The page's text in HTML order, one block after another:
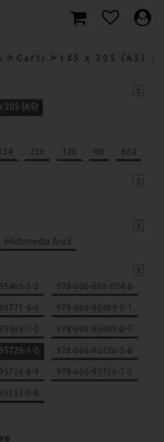
> Carti > 145 x 205 (A5)
205 (A5)
256 120 80 664
Multimedia Arad
3-2 978-606-698-054-8
6-0 978-606-95469-0-1
7-0 978-606-95469-8-7
1-0 978-606-95726-5-8
8-9 978-606-95726-7-2
0-8